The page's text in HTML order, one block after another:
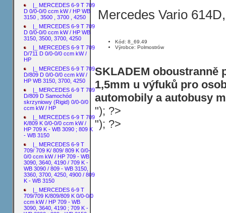
|_ MERCEDES 6-9 T 709
D 0/0-0/0 ccm kW / HP WB
3150 , 3500 , 3700 , 4250
|_ MERCEDES 6-9 T 709
D 0/0-0/0 ccm kW / HP WB
3150, 3500, 3700, 4250
|_ MERCEDES 6-9 T 709
D/711 D 0/0-0/0 ccm kW /
HP
|_ MERCEDES 6-9 T 709
D/809 D 0/0-0/0 ccm kW /
HP WB 3150, 3700, 4250
|_ MERCEDES 6-9 T 709
D/809 D Samochód
skrzyniowy (Rigid) 0/0-0/0
ccm kW / HP
|_ MERCEDES 6-9 T 709
K/809 K 0/0-0/0 ccm kW /
HP 709 K - WB 3090 ; 809 K
- WB 3150
|_ MERCEDES 6-9 T
709/ 709 K/ 809/ 809 K 0/0-
0/0 ccm kW / HP 709 - WB
3090, 3640, 4190 / 709 K -
WB 3090 / 809 - WB 3150,
3360, 3700, 4250, 4900 / 809
K - WB 3150
|_ MERCEDES 6-9 T
709/709 K/809/809 K 0/0-0/0
ccm kW / HP 709 - WB
3090, 3640, 4190 ; 709 K -
Mercedes Vario
Kód: 8_69.49
Výrobce: Polmostrów
SKLADEM oboustranně
1,5mm u výfuků pro
automobily a autobusy
"); ?>
"); ?>